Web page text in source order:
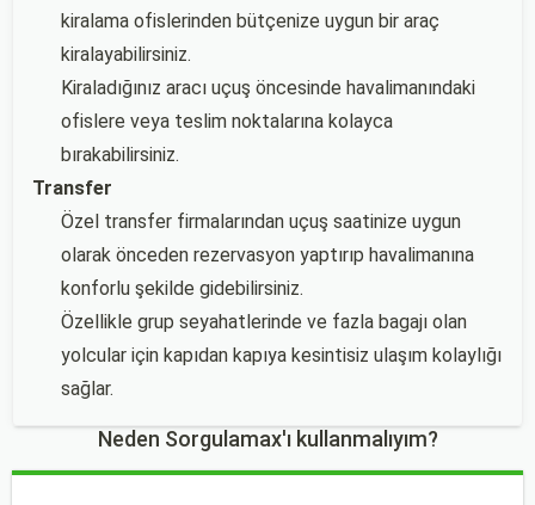
kiralama ofislerinden bütçenize uygun bir araç
kiralayabilirsiniz.
Kiraladığınız aracı uçuş öncesinde havalimanındaki
ofislere veya teslim noktalarına kolayca
bırakabilirsiniz.
Transfer
Özel transfer firmalarından uçuş saatinize uygun
olarak önceden rezervasyon yaptırıp havalimanına
konforlu şekilde gidebilirsiniz.
Özellikle grup seyahatlerinde ve fazla bagajı olan
yolcular için kapıdan kapıya kesintisiz ulaşım kolaylığı
sağlar.
Neden Sorgulamax'ı kullanmalıyım?